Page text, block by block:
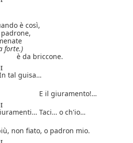
è così,
forte.)
è da briccone.
tal guisa…
E il giuramento!…
Taci… o ch'io…
non fiato, o padron mio.